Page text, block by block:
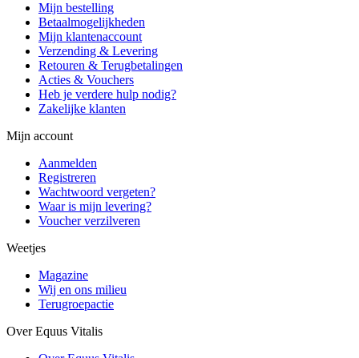
Mijn bestelling
Betaalmogelijkheden
Mijn klantenaccount
Verzending & Levering
Retouren & Terugbetalingen
Acties & Vouchers
Heb je verdere hulp nodig?
Zakelijke klanten
Mijn account
Aanmelden
Registreren
Wachtwoord vergeten?
Waar is mijn levering?
Voucher verzilveren
Weetjes
Magazine
Wij en ons milieu
Terugroepactie
Over Equus Vitalis